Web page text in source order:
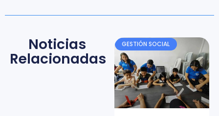
Noticias
Relacionadas
GESTIÓN SOCIAL